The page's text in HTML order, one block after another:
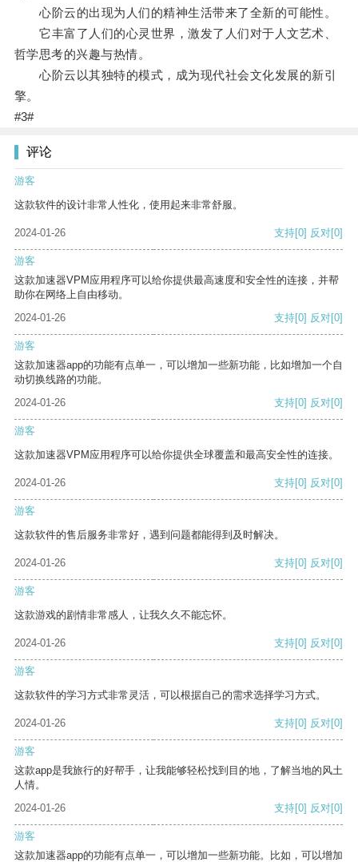
心阶云的出现为人们的精神生活带来了全新的可能性。
它丰富了人们的心灵世界，激发了人们对于人文艺术、
哲学思考的兴趣与热情。
心阶云以其独特的模式，成为现代社会文化发展的新引
擎。
#3#
评论
游客
这款软件的设计非常人性化，使用起来非常舒服。
2024-01-26 支持[0] 反对[0]
游客
这款加速器VPM应用程序可以给你提供最高速度和安全性的连接，并帮
助你在网络上自由移动。
2024-01-26
支持[0] 反对[0]
游客
这款加速器app的功能有点单一，可以增加一些新功能，比如增加一个自
动切换线路的功能。
2024-01-26
支持[0] 反对[0]
游客
这款加速器VPM应用程序可以给你提供全球覆盖和最高安全性的连接。
2024-01-26 支持[0] 反对[0]
游客
这款软件的售后服务非常好，遇到问题都能得到及时解决。
2024-01-26 支持[0] 反对[0]
游客
这款游戏的剧情非常感人，让我久久不能忘怀。
2024-01-26 支持[0] 反对[0]
游客
这款软件的学习方式非常灵活，可以根据自己的需求选择学习方式。
2024-01-26 支持[0] 反对[0]
游客
这款app是我旅行的好帮手，让我能够轻松找到目的地，了解当地的风土
人情。
2024-01-26
支持[0] 反对[0]
游客
这款加速器app的功能有点单一，可以增加一些新功能。比如，可以增加